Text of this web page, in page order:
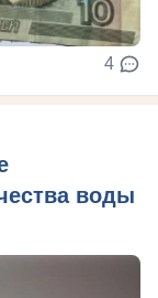
4
воды